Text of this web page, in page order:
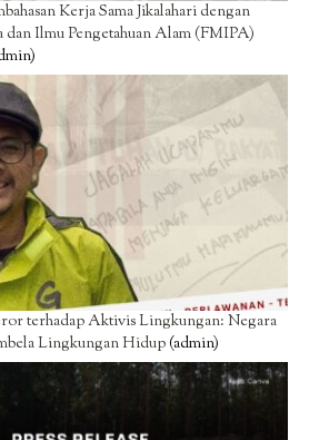
Kerja Sama Jikalahari dengan
dan Ilmu Pengetahuan Alam (FMIPA)
terhadap Aktivis Lingkungan: Negara
Lingkungan Hidup(admin)